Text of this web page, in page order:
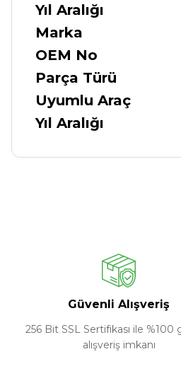
Yıl Aralığı
Marka
OEM No
Parça Türü
Uyumlu Araç
Yıl Aralığı
Güvenli Alışveriş
256 Bit SSL Sertifikası ile %100
alışveriş imkanı